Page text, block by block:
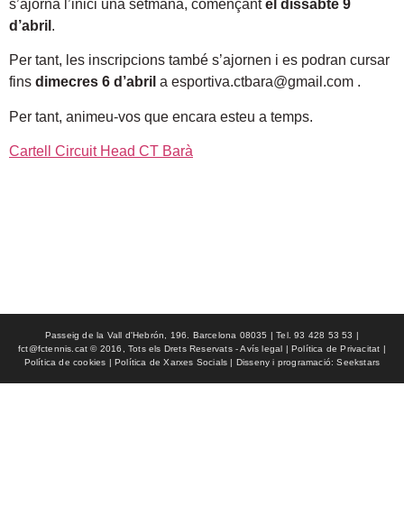
s’ajorna l’inici una setmana, començantel dissabte 9
d’abril .
Per tant, les inscripcions també s’ajornen i es podran cursar
fins dimecres 6 d’abril a esportiva.ctbara@gmail.com .
Per tant, animeu-vos que encara esteu a temps.
Cartell Circuit Head CT Barà
Passeig de la Vall d'Hebrón, 196. Barcelona 08035 | Tel. 93 428 53 53 |
fct@fctennis.cat © 2016, Tots els Drets Reservats - Avís legal | Política de Privacitat |
Política de cookies | Política de Xarxes Socials | Disseny i programació: Seekstars